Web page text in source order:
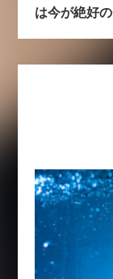
は今が絶好